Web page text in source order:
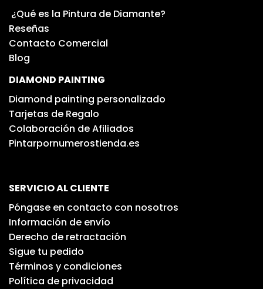
¿Qué es la Pintura de Diamante?
Reseñas
Contacto Comercial
Blog
DIAMOND PAINTING
Diamond painting personalizado
Tarjetas de Regalo
Colaboración de Afiliados
Pintarpornumerostienda.es
SERVICIO AL CLIENTE
Póngase en contacto con nosotros
Información de envío
Derecho de retractación
Sigue tu pedido
Términos y condiciones
Política de privacidad